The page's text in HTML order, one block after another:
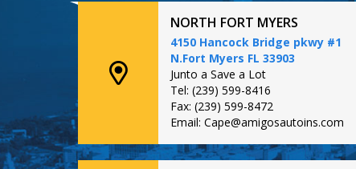
NORTH FORT MYERS
4150 Hancock Bridge pkwy #1
N.Fort Myers FL 33903
Junto a Save a Lot
Tel: (239) 599-8416
Fax: (239) 599-8472
Email: Cape@amigosautoins.com